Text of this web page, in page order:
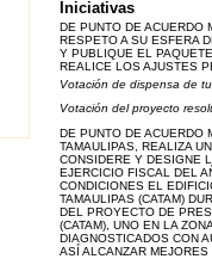
Iniciativas
DE PUNTO DE ACUERDO
RESPETO A SU ESFERA
Y PUBLIQUE EL
REALICE LOS AJUSTES
Votación de dispensa de
Votación del proyecto
DE PUNTO DE ACUERDO
TAMAULIPAS, REALIZA
CONSIDERE Y DESIGNE
EJERCICIO FISCAL DEL
CONDICIONES EL
TAMAULIPAS (CATAM)
DEL PROYECTO DE
(CATAM), UNO EN LA
DIAGNOSTICADOS CON
ASÍ ALCANZAR